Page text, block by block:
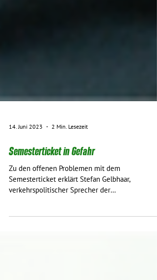
14. Juni 2023 2 Min. Lesezeit
Semesterticket in Gefahr
Zu den offenen Problemen mit dem
verkehrspolitischer Sprecher der